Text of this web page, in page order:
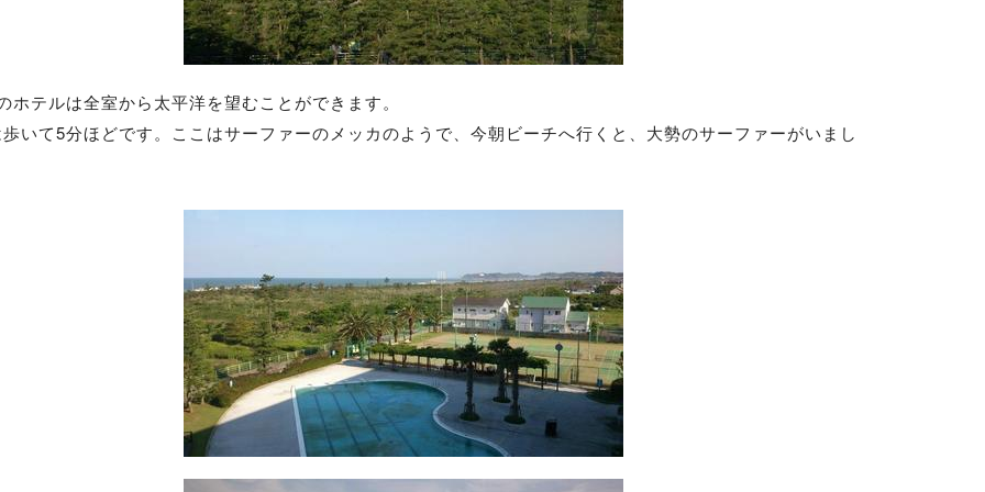
ホテルは全室から太平洋を望むことができます。
いて5分ほどです。ここはサーファーのメッカのようで、今朝ビーチへ行くと、大勢のサーファーがいまし